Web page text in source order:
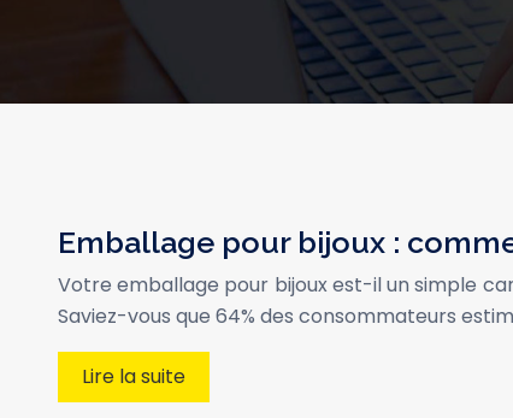
Emballage pour bijoux :
Votre emballage pour bijoux est-il un simple
Saviez-vous que 64% des consommateurs
Lire la suite